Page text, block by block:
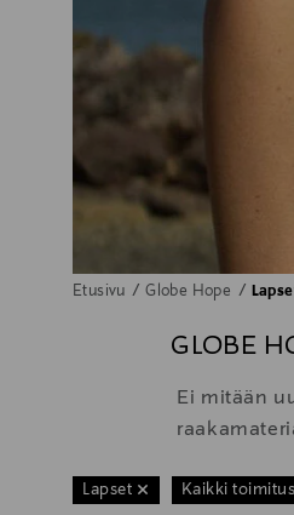
Etusivu Globe Hope
GLOBE
Ei mitään
Lapset Kaikki